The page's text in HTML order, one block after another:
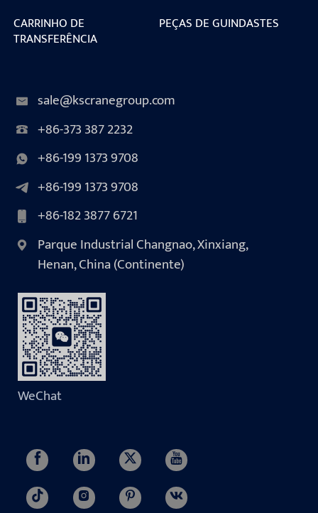
CARRINHO DE
TRANSFERÊNCIA
PEÇAS DE GUINDASTES
sale@kscranegroup.com
+86-373 387 2232
+86-199 1373 9708
+86-199 1373 9708
+86-182 3877 6721
Parque Industrial Changnao, Xinxiang,
Henan, China (Continente)
WeChat